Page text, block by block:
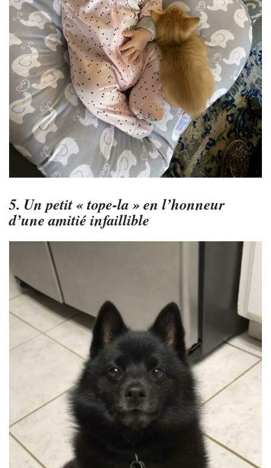
5. Un petit « tope-la » en l’honneur
d’une amitié infaillible